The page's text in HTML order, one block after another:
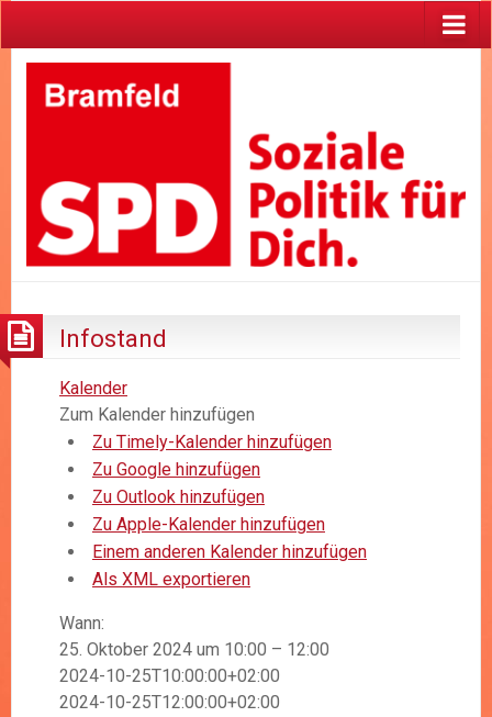
Infostand
Kalender
Zum Kalender hinzufügen
Zu Timely-Kalender hinzufügen
Zu Google hinzufügen
Zu Outlook hinzufügen
Zu Apple-Kalender hinzufügen
Einem anderen Kalender hinzufügen
Als XML exportieren
Wann:
25. Oktober 2024 um 10:00 – 12:00
2024-10-25T10:00:00+02:00
2024-10-25T12:00:00+02:00